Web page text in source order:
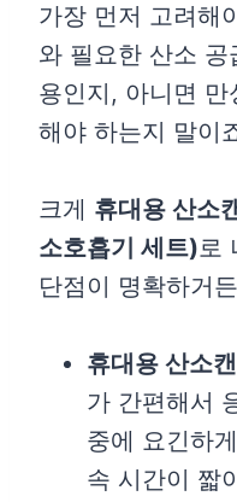
가장 먼저 고려해
와 필요한 산소
용인지, 아니면
해야 하는지 말이
크게 휴대용 산소
소호흡기 세트)로
단점이 명확하거
휴대용 산소
가 간편해서
중에 요긴하
속 시간이 짧